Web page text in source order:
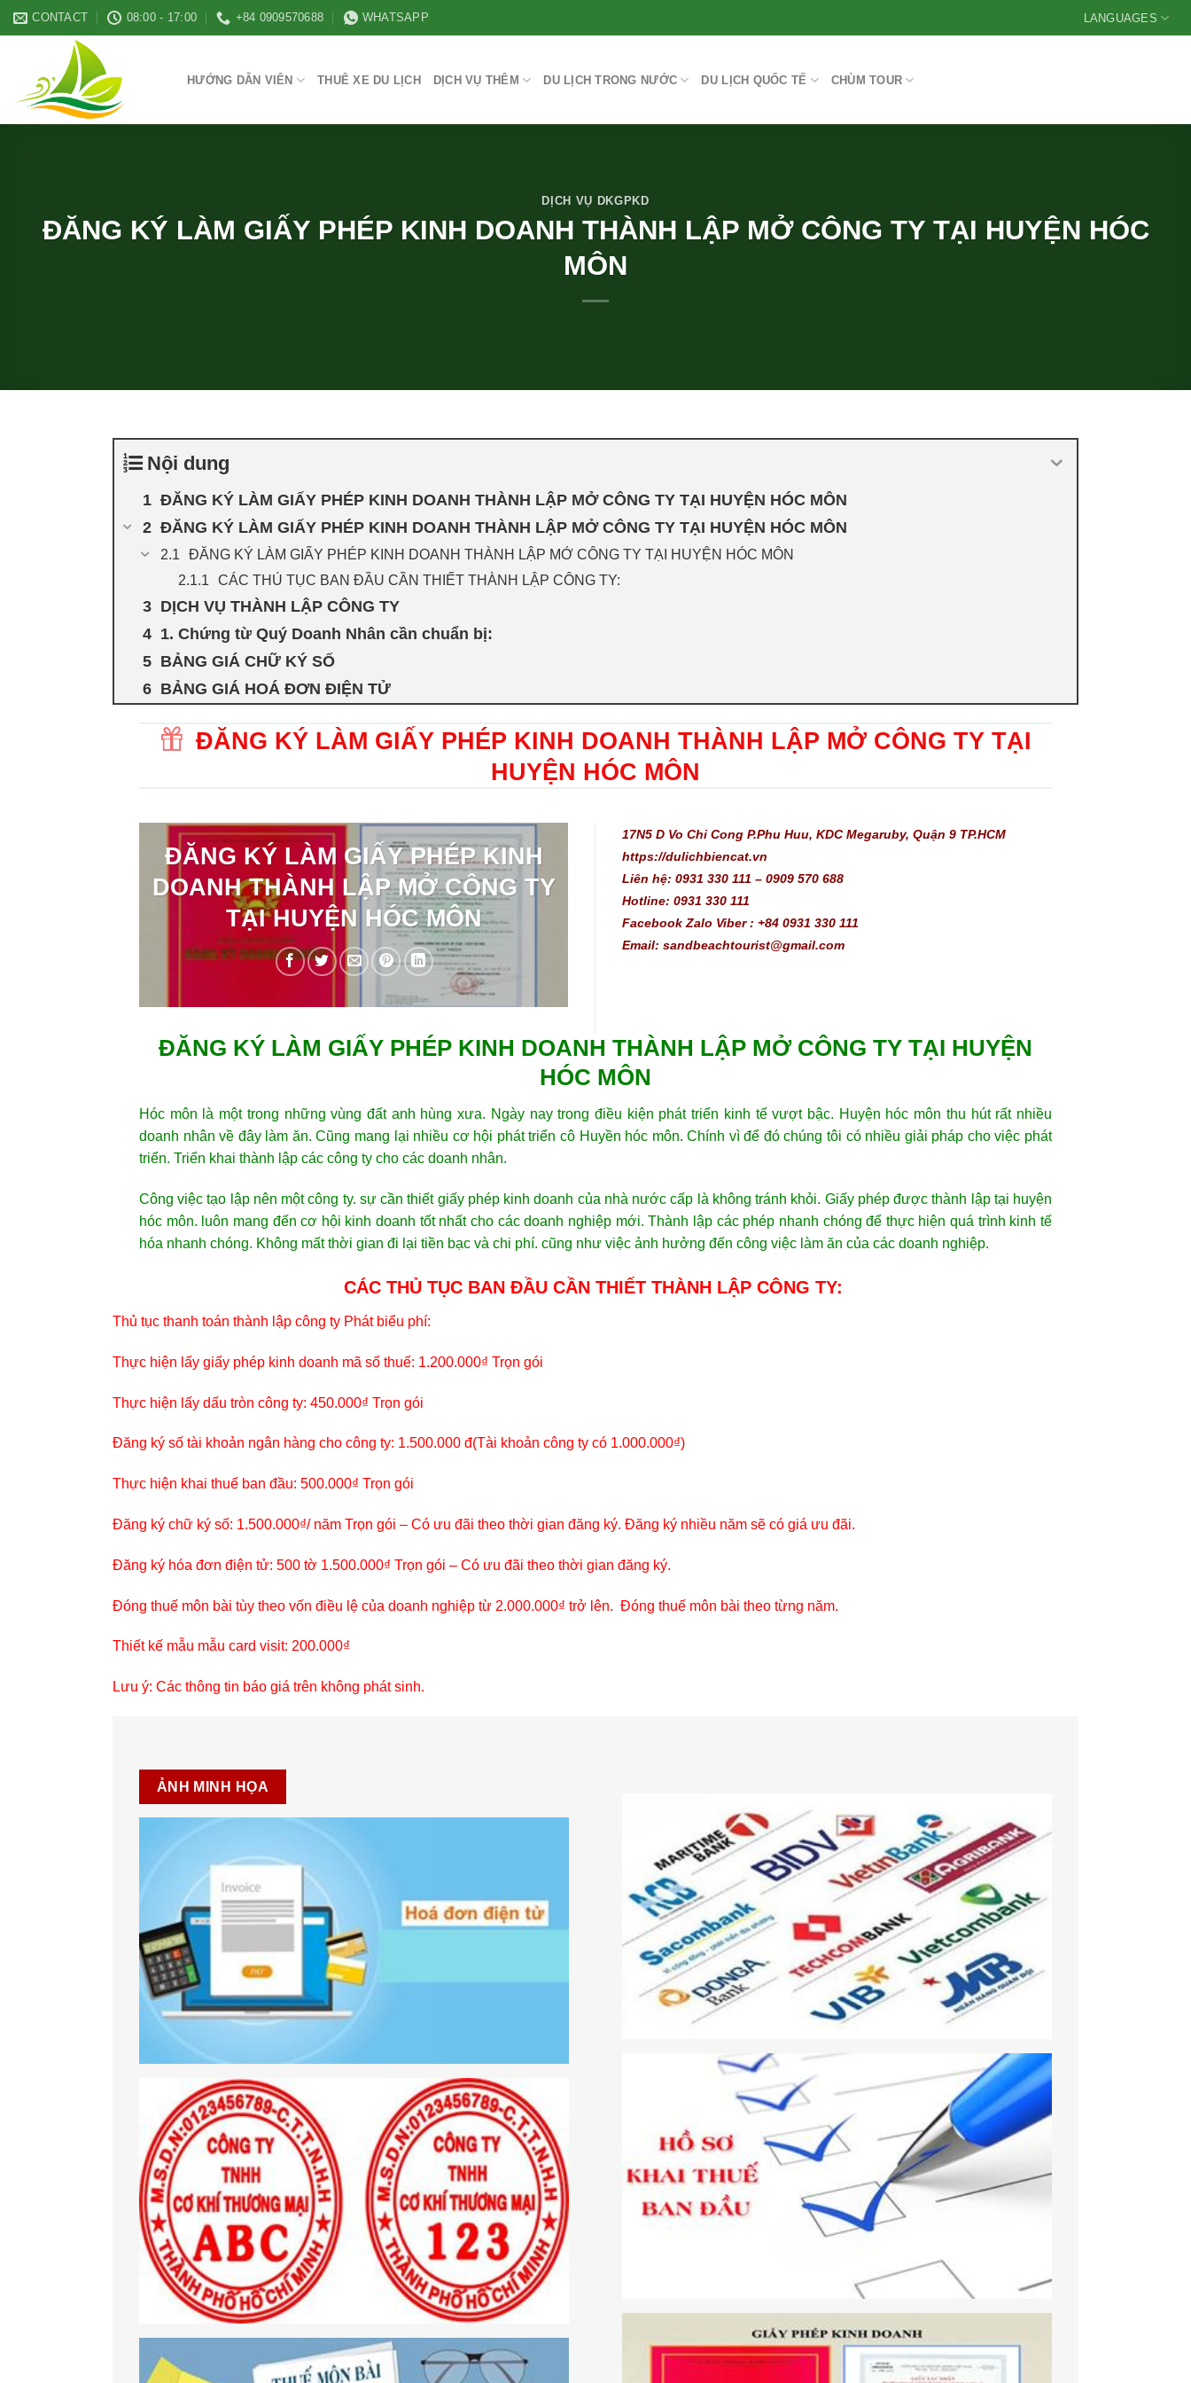
Skip
to
CONTACT 08:00 - 17:00 +84 0909570688 WHATSAPP LANGUAGES
HƯỚNG DẪN VIÊN THUÊ XE DU LỊCH DỊCH VỤ THÊM DU LỊCH TRONG NƯỚC DU LỊCH QUỐC TẾ CHÙM TOUR
DỊCH VỤ DKGPKD
ĐĂNG KÝ LÀM GIẤY PHÉP KINH DOANH THÀNH LẬP MỞ CÔNG TY TẠI HUYỆN HÓC
MÔN
Nội dung
ĐĂNG KÝ LÀM GIẤY PHÉP KINH DOANH THÀNH LẬP MỞ CÔNG TY TẠI HUYỆN HÓC MÔN
ĐĂNG KÝ LÀM GIẤY PHÉP KINH DOANH THÀNH LẬP MỞ CÔNG TY TẠI HUYỆN HÓC MÔN
ĐĂNG KÝ LÀM GIẤY PHÉP KINH DOANH THÀNH LẬP MỞ CÔNG TY TẠI HUYỆN HÓC MÔN
CÁC THỦ TỤC BAN ĐẦU CẦN THIẾT THÀNH LẬP CÔNG TY:
DỊCH VỤ THÀNH LẬP CÔNG TY
1. Chứng từ Quý Doanh Nhân cần chuẩn bị:
BẢNG GIÁ CHỮ KÝ SỐ
BẢNG GIÁ HOÁ ĐƠN ĐIỆN TỬ
ĐĂNG KÝ LÀM GIẤY PHÉP KINH DOANH THÀNH LẬP MỞ CÔNG TY TẠI
HUYỆN HÓC MÔN
ĐĂNG KÝ LÀM GIẤY PHÉP KINH
DOANH THÀNH LẬP MỞ CÔNG TY
TẠI HUYỆN HÓC MÔN
17N5 D Vo Chi Cong P.Phu Huu, KDC Megaruby, Quận 9 TP.HCM
https://dulichbiencat.vn
Liên hệ: 0931 330 111 – 0909 570 688
Hotline: 0931 330 111
Facebook Zalo Viber : +84 0931 330 111
Email: sandbeachtourist@gmail.com
ĐĂNG KÝ LÀM GIẤY PHÉP KINH DOANH THÀNH LẬP MỞ CÔNG TY TẠI HUYỆN
HÓC MÔN
Hóc môn là một trong những vùng đất anh hùng xưa. Ngày nay trong điều kiện phát triển kinh tế vượt bậc. Huyện hóc môn thu hút rất nhiều
doanh nhân về đây làm ăn. Cũng mang lại nhiều cơ hội phát triển cô Huyền hóc môn. Chính vì để đó chúng tôi có nhiều giải pháp cho việc phát
triển. Triển khai thành lập các công ty cho các doanh nhân.
Công việc tạo lập nên một công ty. sự cần thiết giấy phép kinh doanh của nhà nước cấp là không tránh khỏi. Giấy phép được thành lập tại huyện
hóc môn. luôn mang đến cơ hội kinh doanh tốt nhất cho các doanh nghiệp mới. Thành lập các phép nhanh chóng để thực hiện quá trình kinh tế
hóa nhanh chóng. Không mất thời gian đi lại tiền bạc và chi phí. cũng như việc ảnh hưởng đến công việc làm ăn của các doanh nghiệp.
CÁC THỦ TỤC BAN ĐẦU CẦN THIẾT THÀNH LẬP CÔNG TY:
Thủ tục thanh toán thành lập công ty Phát biểu phí:
Thực hiện lấy giấy phép kinh doanh mã số thuế: 1.200.000₫ Trọn gói
Thực hiện lấy dấu tròn công ty: 450.000₫ Trọn gói
Đăng ký số tài khoản ngân hàng cho công ty: 1.500.000 đ(Tài khoản công ty có 1.000.000₫)
Thực hiện khai thuế ban đầu: 500.000₫ Trọn gói
Đăng ký chữ ký số: 1.500.000₫/ năm Trọn gói – Có ưu đãi theo thời gian đăng ký. Đăng ký nhiều năm sẽ có giá ưu đãi.
Đăng ký hóa đơn điện tử: 500 tờ 1.500.000₫ Trọn gói – Có ưu đãi theo thời gian đăng ký.
Đóng thuế môn bài tùy theo vốn điều lệ của doanh nghiệp từ 2.000.000₫ trở lên. Đóng thuế môn bài theo từng năm.
Thiết kế mẫu mẫu card visit: 200.000₫
Lưu ý: Các thông tin báo giá trên không phát sinh.
ẢNH MINH HỌA